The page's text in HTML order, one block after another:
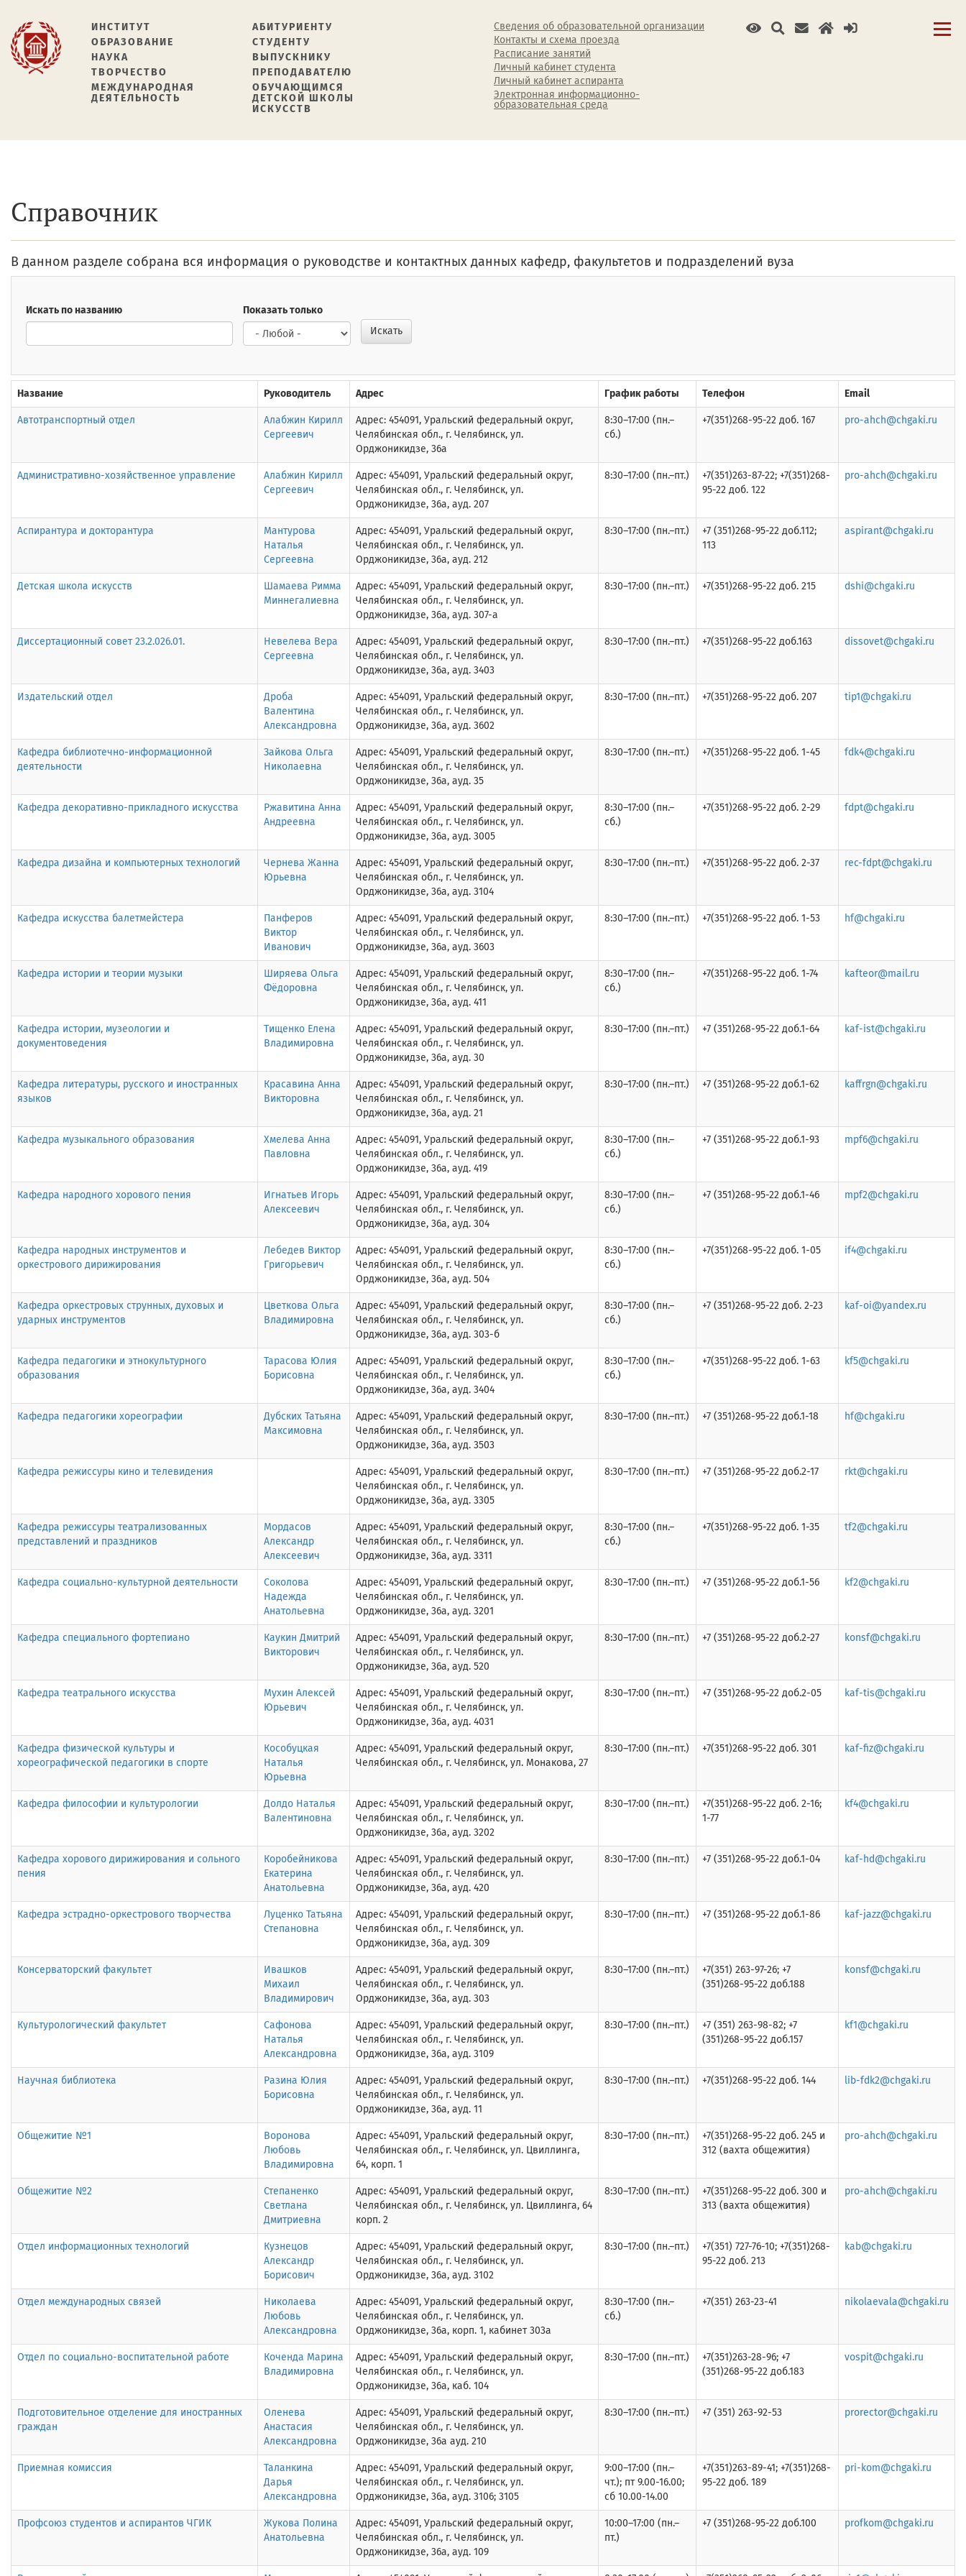
ИНСТИТУТ
ОБРАЗОВАНИЕ
НАУКА
ТВОРЧЕСТВО
МЕЖДУНАРОДНАЯ
ДЕЯТЕЛЬНОСТЬ
АБИТУРИЕНТУ
СТУДЕНТУ
ВЫПУСКНИКУ
ПРЕПОДАВАТЕЛЮ
ОБУЧАЮЩИМСЯ
ДЕТСКОЙ ШКОЛЫ
ИСКУССТВ
Сведения об образовательной организации
Контакты и схема проезда
Расписание занятий
Личный кабинет студента
Личный кабинет аспиранта
Электронная информационно-
образовательная среда
Справочник
В данном разделе собрана вся информация о руководстве и контактных данных кафедр, факультетов и подразделений вуза
Искать по названию
Показать только
Искать
Название Руководитель Адрес График работы Телефон Email
Автотранспортный отдел
Алабжин Кирилл
Сергеевич
Адрес: 454091, Уральский федеральный округ,
Челябинская обл., г. Челябинск, ул.
Орджоникидзе, 36а
8:30–17:00 (пн.–
сб.)
+7(351)268-95-22 доб. 167 pro-ahch@chgaki.ru
Административно-хозяйственное управление
Алабжин Кирилл
Сергеевич
Адрес: 454091, Уральский федеральный округ,
Челябинская обл., г. Челябинск, ул.
Орджоникидзе, 36а, ауд. 207
8:30–17:00 (пн.–пт.)
+7(351)263-87-22; +7(351)268-
95-22 доб. 122
pro-ahch@chgaki.ru
Аспирантура и докторантура
Мантурова
Наталья
Сергеевна
Адрес: 454091, Уральский федеральный округ,
Челябинская обл., г. Челябинск, ул.
Орджоникидзе, 36а, ауд. 212
8:30–17:00 (пн.–пт.)
+7 (351)268-95-22 доб.112;
113
aspirant@chgaki.ru
Детская школа искусств
Шамаева Римма
Миннегалиевна
Адрес: 454091, Уральский федеральный округ,
Челябинская обл., г. Челябинск, ул.
Орджоникидзе, 36а, ауд. 307-а
8:30–17:00 (пн.–пт.) +7(351)268-95-22 доб. 215 dshi@chgaki.ru
Диссертационный совет 23.2.026.01.
Невелева Вера
Сергеевна
Адрес: 454091, Уральский федеральный округ,
Челябинская обл., г. Челябинск, ул.
Орджоникидзе, 36а, ауд. 3403
8:30–17:00 (пн.–пт.) +7(351)268-95-22 доб.163 dissovet@chgaki.ru
Издательский отдел
Дроба
Валентина
Александровна
Адрес: 454091, Уральский федеральный округ,
Челябинская обл., г. Челябинск, ул.
Орджоникидзе, 36а, ауд. 3602
8:30–17:00 (пн.–пт.) +7(351)268-95-22 доб. 207 tip1@chgaki.ru
Кафедра библиотечно-информационной
деятельности
Зайкова Ольга
Николаевна
Адрес: 454091, Уральский федеральный округ,
Челябинская обл., г. Челябинск, ул.
Орджоникидзе, 36а, ауд. 35
8:30–17:00 (пн.–пт.) +7(351)268-95-22 доб. 1-45 fdk4@chgaki.ru
Кафедра декоративно-прикладного искусства
Ржавитина Анна
Андреевна
Адрес: 454091, Уральский федеральный округ,
Челябинская обл., г. Челябинск, ул.
Орджоникидзе, 36а, ауд. 3005
8:30–17:00 (пн.–
сб.)
+7(351)268-95-22 доб. 2-29 fdpt@chgaki.ru
Кафедра дизайна и компьютерных технологий
Чернева Жанна
Юрьевна
Адрес: 454091, Уральский федеральный округ,
Челябинская обл., г. Челябинск, ул.
Орджоникидзе, 36а, ауд. 3104
8:30–17:00 (пн.–пт.) +7(351)268-95-22 доб. 2-37 rec-fdpt@chgaki.ru
Кафедра искусства балетмейстера
Панферов
Виктор
Иванович
Адрес: 454091, Уральский федеральный округ,
Челябинская обл., г. Челябинск, ул.
Орджоникидзе, 36а, ауд. 3603
8:30–17:00 (пн.–пт.) +7(351)268-95-22 доб. 1-53 hf@chgaki.ru
Кафедра истории и теории музыки
Ширяева Ольга
Фёдоровна
Адрес: 454091, Уральский федеральный округ,
Челябинская обл., г. Челябинск, ул.
Орджоникидзе, 36а, ауд. 411
8:30–17:00 (пн.–
сб.)
+7(351)268-95-22 доб. 1-74 kafteor@mail.ru
Кафедра истории, музеологии и
документоведения
Тищенко Елена
Владимировна
Адрес: 454091, Уральский федеральный округ,
Челябинская обл., г. Челябинск, ул.
Орджоникидзе, 36а, ауд. 30
8:30–17:00 (пн.–пт.) +7 (351)268-95-22 доб.1-64 kaf-ist@chgaki.ru
Кафедра литературы, русского и иностранных
языков
Красавина Анна
Викторовна
Адрес: 454091, Уральский федеральный округ,
Челябинская обл., г. Челябинск, ул.
Орджоникидзе, 36а, ауд. 21
8:30–17:00 (пн.–пт.) +7 (351)268-95-22 доб.1-62 kaffrgn@chgaki.ru
Кафедра музыкального образования
Хмелева Анна
Павловна
Адрес: 454091, Уральский федеральный округ,
Челябинская обл., г. Челябинск, ул.
Орджоникидзе, 36а, ауд. 419
8:30–17:00 (пн.–
сб.)
+7 (351)268-95-22 доб.1-93 mpf6@chgaki.ru
Кафедра народного хорового пения
Игнатьев Игорь
Алексеевич
Адрес: 454091, Уральский федеральный округ,
Челябинская обл., г. Челябинск, ул.
Орджоникидзе, 36а, ауд. 304
8:30–17:00 (пн.–
сб.)
+7 (351)268-95-22 доб.1-46 mpf2@chgaki.ru
Кафедра народных инструментов и
оркестрового дирижирования
Лебедев Виктор
Григорьевич
Адрес: 454091, Уральский федеральный округ,
Челябинская обл., г. Челябинск, ул.
Орджоникидзе, 36а, ауд. 504
8:30–17:00 (пн.–
сб.)
+7(351)268-95-22 доб. 1-05 if4@chgaki.ru
Кафедра оркестровых струнных, духовых и
ударных инструментов
Цветкова Ольга
Владимировна
Адрес: 454091, Уральский федеральный округ,
Челябинская обл., г. Челябинск, ул.
Орджоникидзе, 36а, ауд. 303-б
8:30–17:00 (пн.–
сб.)
+7 (351)268-95-22 доб. 2-23 kaf-oi@yandex.ru
Кафедра педагогики и этнокультурного
образования
Тарасова Юлия
Борисовна
Адрес: 454091, Уральский федеральный округ,
Челябинская обл., г. Челябинск, ул.
Орджоникидзе, 36а, ауд. 3404
8:30–17:00 (пн.–
сб.)
+7(351)268-95-22 доб. 1-63 kf5@chgaki.ru
Кафедра педагогики хореографии
Дубских Татьяна
Максимовна
Адрес: 454091, Уральский федеральный округ,
Челябинская обл., г. Челябинск, ул.
Орджоникидзе, 36а, ауд. 3503
8:30–17:00 (пн.–пт.) +7 (351)268-95-22 доб.1-18 hf@chgaki.ru
Кафедра режиссуры кино и телевидения
Адрес: 454091, Уральский федеральный округ,
Челябинская обл., г. Челябинск, ул.
Орджоникидзе, 36а, ауд. 3305
8:30–17:00 (пн.–пт.) +7 (351)268-95-22 доб.2-17 rkt@chgaki.ru
Кафедра режиссуры театрализованных
представлений и праздников
Мордасов
Александр
Алексеевич
Адрес: 454091, Уральский федеральный округ,
Челябинская обл., г. Челябинск, ул.
Орджоникидзе, 36а, ауд. 3311
8:30–17:00 (пн.–
сб.)
+7(351)268-95-22 доб. 1-35 tf2@chgaki.ru
Кафедра социально-культурной деятельности
Соколова
Надежда
Анатольевна
Адрес: 454091, Уральский федеральный округ,
Челябинская обл., г. Челябинск, ул.
Орджоникидзе, 36а, ауд. 3201
8:30–17:00 (пн.–пт.) +7 (351)268-95-22 доб.1-56 kf2@chgaki.ru
Кафедра специального фортепиано
Каукин Дмитрий
Викторович
Адрес: 454091, Уральский федеральный округ,
Челябинская обл., г. Челябинск, ул.
Орджоникидзе, 36а, ауд. 520
8:30–17:00 (пн.–пт.) +7 (351)268-95-22 доб.2-27 konsf@chgaki.ru
Кафедра театрального искусства
Мухин Алексей
Юрьевич
Адрес: 454091, Уральский федеральный округ,
Челябинская обл., г. Челябинск, ул.
Орджоникидзе, 36а, ауд. 4031
8:30–17:00 (пн.–пт.) +7 (351)268-95-22 доб.2-05 kaf-tis@chgaki.ru
Кафедра физической культуры и
хореографической педагогики в спорте
Кособуцкая
Наталья
Юрьевна
Адрес: 454091, Уральский федеральный округ,
Челябинская обл., г. Челябинск, ул. Монакова, 27
8:30–17:00 (пн.–пт.) +7(351)268-95-22 доб. 301 kaf-fiz@chgaki.ru
Кафедра философии и культурологии
Долдо Наталья
Валентиновна
Адрес: 454091, Уральский федеральный округ,
Челябинская обл., г. Челябинск, ул.
Орджоникидзе, 36а, ауд. 3202
8:30–17:00 (пн.–пт.)
+7(351)268-95-22 доб. 2-16;
1-77
kf4@chgaki.ru
Кафедра хорового дирижирования и сольного
пения
Коробейникова
Екатерина
Анатольевна
Адрес: 454091, Уральский федеральный округ,
Челябинская обл., г. Челябинск, ул.
Орджоникидзе, 36а, ауд. 420
8:30–17:00 (пн.–пт.) +7 (351)268-95-22 доб.1-04 kaf-hd@chgaki.ru
Кафедра эстрадно-оркестрового творчества
Луценко Татьяна
Степановна
Адрес: 454091, Уральский федеральный округ,
Челябинская обл., г. Челябинск, ул.
Орджоникидзе, 36а, ауд. 309
8:30–17:00 (пн.–пт.) +7 (351)268-95-22 доб.1-86 kaf-jazz@chgaki.ru
Консерваторский факультет
Ивашков
Михаил
Владимирович
Адрес: 454091, Уральский федеральный округ,
Челябинская обл., г. Челябинск, ул.
Орджоникидзе, 36а, ауд. 303
8:30–17:00 (пн.–пт.)
+7(351) 263-97-26; +7
(351)268-95-22 доб.188
konsf@chgaki.ru
Культурологический факультет
Сафонова
Наталья
Александровна
Адрес: 454091, Уральский федеральный округ,
Челябинская обл., г. Челябинск, ул.
Орджоникидзе, 36а, ауд. 3109
8:30–17:00 (пн.–пт.)
+7 (351) 263-98-82; +7
(351)268-95-22 доб.157
kf1@chgaki.ru
Научная библиотека
Разина Юлия
Борисовна
Адрес: 454091, Уральский федеральный округ,
Челябинская обл., г. Челябинск, ул.
Орджоникидзе, 36а, ауд. 11
8:30–17:00 (пн.–пт.) +7(351)268-95-22 доб. 144 lib-fdk2@chgaki.ru
Общежитие №1
Воронова
Любовь
Владимировна
Адрес: 454091, Уральский федеральный округ,
Челябинская обл., г. Челябинск, ул. Цвиллинга,
64, корп. 1
8:30–17:00 (пн.–пт.)
+7(351)268-95-22 доб. 245 и
312 (вахта общежития)
pro-ahch@chgaki.ru
Общежитие №2
Степаненко
Светлана
Дмитриевна
Адрес: 454091, Уральский федеральный округ,
Челябинская обл., г. Челябинск, ул. Цвиллинга, 64
корп. 2
8:30–17:00 (пн.–пт.)
+7(351)268-95-22 доб. 300 и
313 (вахта общежития)
pro-ahch@chgaki.ru
Отдел информационных технологий
Кузнецов
Александр
Борисович
Адрес: 454091, Уральский федеральный округ,
Челябинская обл., г. Челябинск, ул.
Орджоникидзе, 36а, ауд. 3102
8:30–17:00 (пн.–пт.)
+7(351) 727-76-10; +7(351)268-
95-22 доб. 213
kab@chgaki.ru
Отдел международных связей
Николаева
Любовь
Александровна
Адрес: 454091, Уральский федеральный округ,
Челябинская обл., г. Челябинск, ул.
Орджоникидзе, 36а, корп. 1, кабинет 303а
8:30–17:00 (пн.–
сб.)
+7(351) 263-23-41 nikolaevala@chgaki.ru
Отдел по социально-воспитательной работе
Коченда Марина
Владимировна
Адрес: 454091, Уральский федеральный округ,
Челябинская обл., г. Челябинск, ул.
Орджоникидзе, 36а, каб. 104
8:30–17:00 (пн.–пт.)
+7(351)263-28-96; +7
(351)268-95-22 доб.183
vospit@chgaki.ru
Подготовительное отделение для иностранных
граждан
Оленева
Анастасия
Александровна
Адрес: 454091, Уральский федеральный округ,
Челябинская обл., г. Челябинск, ул.
Орджоникидзе, 36а ауд. 210
8:30–17:00 (пн.–пт.) +7 (351) 263-92-53 prorector@chgaki.ru
Приемная комиссия
Таланкина
Дарья
Александровна
Адрес: 454091, Уральский федеральный округ,
Челябинская обл., г. Челябинск, ул.
Орджоникидзе, 36а, ауд. 3106; 3105
9:00–17:00 (пн.–
чт.); пт 9.00-16.00;
сб 10.00-14.00
+7(351)263-89-41; +7(351)268-
95-22 доб. 189
pri-kom@chgaki.ru
Профсоюз студентов и аспирантов ЧГИК
Жукова Полина
Анатольевна
Адрес: 454091, Уральский федеральный округ,
Челябинская обл., г. Челябинск, ул.
Орджоникидзе, 36а, ауд. 109
10:00–17:00 (пн.–
пт.)
+7 (351)268-95-22 доб.100 profkom@chgaki.ru